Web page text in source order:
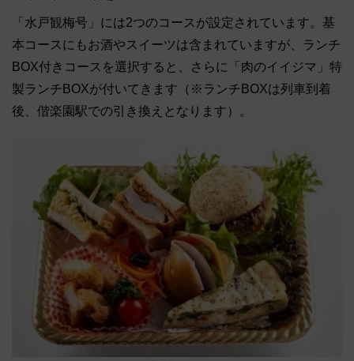
「水戸観梅号」には2つのコースが設定されています。基
本コースにもお酒やスイーツは含まれていますが、ランチ
BOX付きコースを選択すると、さらに「肉のイイジマ」特
製ランチBOXが付いてきます（※ランチBOXは列車到着
後、偕楽園駅での引き換えとなります）。